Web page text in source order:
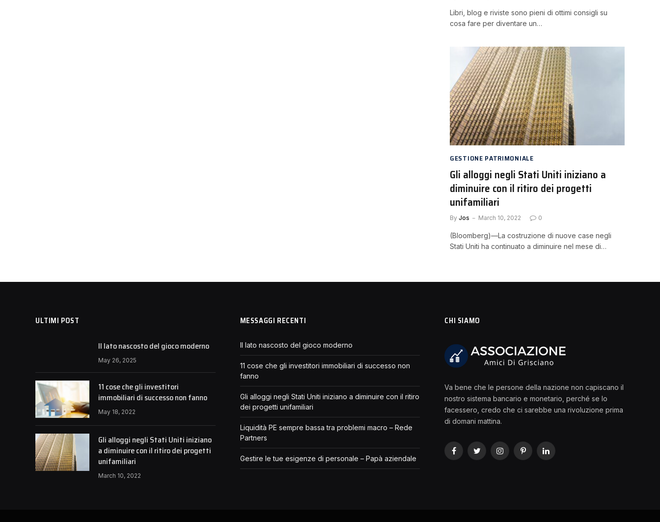
Libri, blog e riviste sono pieni di ottimi consigli su
cosa fare per diventare un…
GESTIONE PATRIMONIALE
Gli alloggi negli Stati Uniti iniziano a
diminuire con il ritiro dei progetti
unifamiliari
By Jos March 10, 2022 0
(Bloomberg)—La costruzione di nuove case negli
Stati Uniti ha continuato a diminuire nel mese di…
ULTIMI POST
Il lato nascosto del gioco moderno
May 26, 2025
11 cose che gli investitori
immobiliari di successo non fanno
May 18, 2022
Gli alloggi negli Stati Uniti iniziano
a diminuire con il ritiro dei progetti
unifamiliari
March 10, 2022
MESSAGGI RECENTI
Il lato nascosto del gioco moderno
11 cose che gli investitori immobiliari di successo non
fanno
Gli alloggi negli Stati Uniti iniziano a diminuire con il ritiro
dei progetti unifamiliari
Liquidità PE sempre bassa tra problemi macro – Rede
Partners
Gestire le tue esigenze di personale – Papà aziendale
CHI SIAMO
Va bene che le persone della nazione non capiscano il
nostro sistema bancario e monetario, perché se lo
facessero, credo che ci sarebbe una rivoluzione prima
di domani mattina.
FacebookTwitterInstagramPinterestLinkedIn